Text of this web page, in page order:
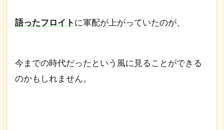
語ったフロイト に軍配が上がっていたのが、
今までの時代だったという風に見ることができる
のかもしれません。